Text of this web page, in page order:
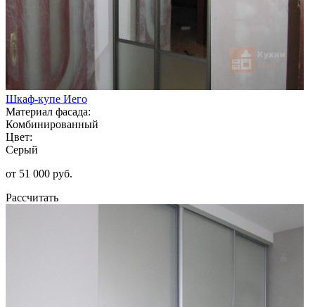
Шкаф-купе Иего
Материал фасада:
Комбинированный
Цвет:
Серый
от 51 000 руб.
Рассчитать